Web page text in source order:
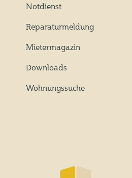
Notdienst
Reparaturmeldung
Mietermagazin
Downloads
Wohnungssuche